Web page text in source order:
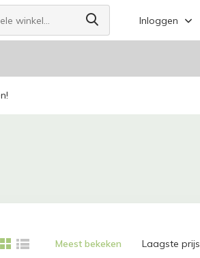
Inloggen
Meest bekeken Laagste prijs